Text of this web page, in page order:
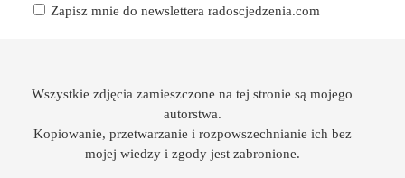
Zapisz mnie do newslettera radoscjedzenia.com
Wszystkie zdjęcia zamieszczone na tej stronie są mojego
autorstwa.
Kopiowanie, przetwarzanie i rozpowszechnianie ich bez
mojej wiedzy i zgody jest zabronione.